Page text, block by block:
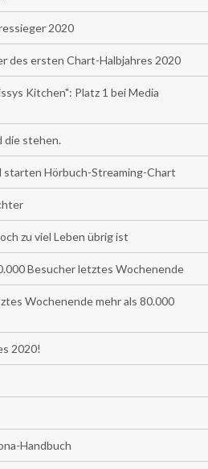
2020
des ersten Chart-Halbjahres 2020
Kitchen": Platz 1 bei Media
die stehen.
starten Hörbuch-Streaming-Chart
zu viel Leben übrig ist
Besucher letztes Wochenende
Wochenende mehr als 80.000
2020!
Handbuch